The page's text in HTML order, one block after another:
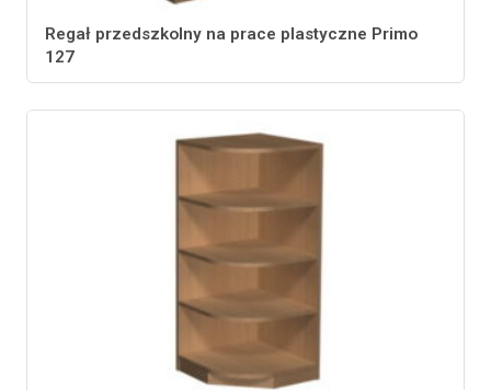
Regał przedszkolny na prace plastyczne Primo
127